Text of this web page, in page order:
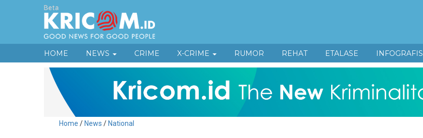
HOME NEWS CRIME X-CRIME RUMOR REHAT ETALASE INFOGRAFIS
Home / News / National